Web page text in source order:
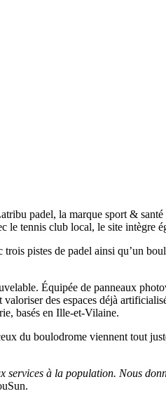
padel, la marque sport &
tennis club local, le site intègre
pistes de padel ainsi qu’un
Équipée de panneaux
des espaces déjà
basés en Ille-et-Vilaine.
du boulodrome viennent tout
à la population. Nous